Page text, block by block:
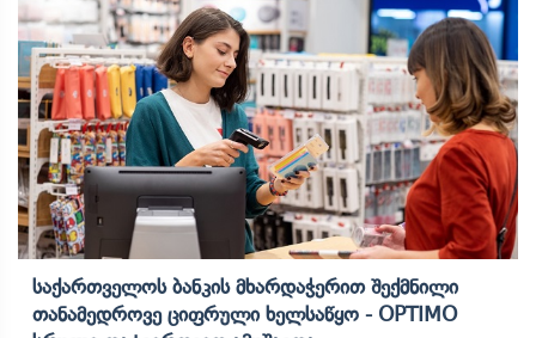
Საქართველოს Ბანკის Მხარდაჭერით Შექმნილი
Თანამედროვე Ციფრული Ხელსაწყო - OPTIMO